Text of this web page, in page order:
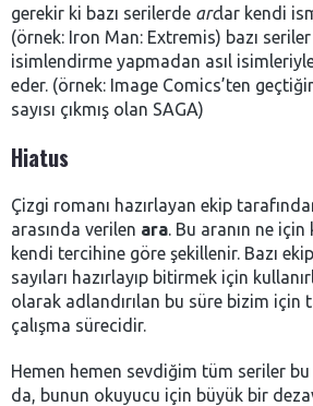
gerekir ki bazı serilerde arclar kendi
(örnek: Iron Man: Extremis) bazı
isimlendirme yapmadan asıl
eder. (örnek: Image Comics’ten
sayısı çıkmış olan SAGA)
Hiatus
Çizgi romanı hazırlayan ekip
arasında verilen ara. Bu aranın ne için
kendi tercihine göre şekillenir. Bazı
sayıları hazırlayıp bitirmek için
olarak adlandırılan bu süre bizim için
çalışma sürecidir.
Hemen hemen sevdiğim tüm seriler
da, bunun okuyucu için büyük bir